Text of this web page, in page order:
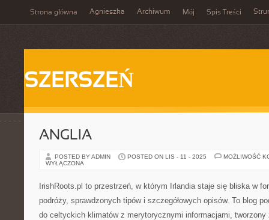
Strona główna Agnieszka Archiwum Mój Spis Treści
SZERSZEŃ
ANGLIA
POSTED BY ADMIN POSTED ON LIS - 11 - 2025
MOŻLIWOŚĆ
WYŁĄCZONA
IrishRoots.pl to przestrzeń, w którym Irlandia staje się bliska w
podróży, sprawdzonych tipów i szczegółowych opisów. To blog
do celtyckich klimatów z merytorycznymi informacjami,